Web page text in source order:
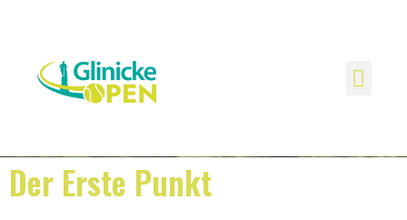
Der Erste Punkt